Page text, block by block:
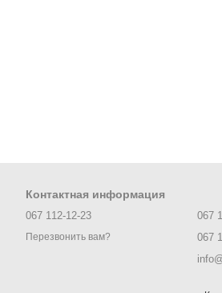
Контактная информация
067 112-12-23
Перезвонить вам?
067
067